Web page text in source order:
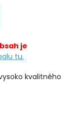
je
tu.
kvalitného